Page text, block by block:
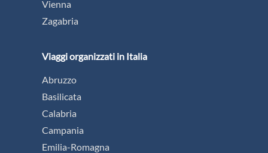
Vienna
Zagabria
Viaggi organizzati in Italia
Abruzzo
Basilicata
Calabria
Campania
Emilia-Romagna